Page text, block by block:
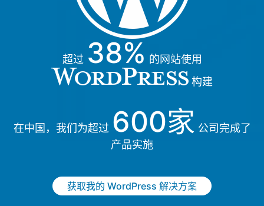
超过 38% 的网站使用
构建
在中国，我们为超过 600家 公司完成了
产品实施
获取我的 WordPress 解决方案